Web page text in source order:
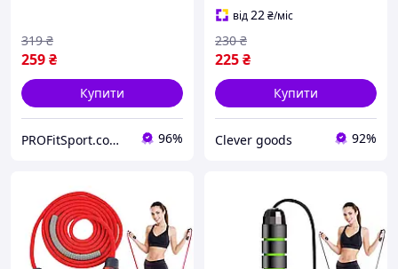
259₴
319 ₴
Купити
PROFitSport.com.ua - Интернет-магазин спортинвентаря 96%
від22₴/міс
225₴
230 ₴
Купити
Clever goods 92%